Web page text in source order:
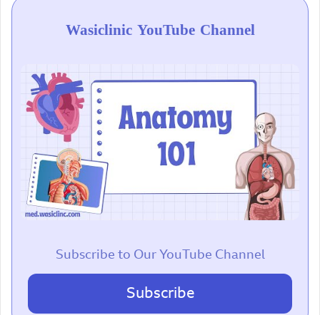
Wasiclinic YouTube Channel
Subscribe to Our YouTube Channel
Subscribe